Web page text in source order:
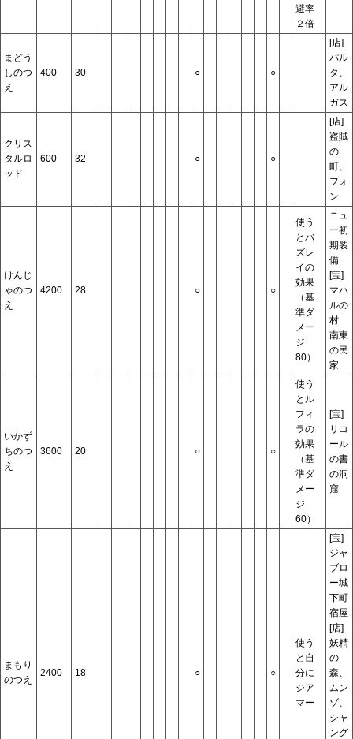
避率
２倍
まどう
しのつ
え
400 30 ○ ○
[店]
パル
タ、
アル
ガス
クリス
タルロ
ッド
600 32 ○ ○
[店]
盗賊
の
町、
フォ
ン
けんじ
ゃのつ
え
4200 28 ○ ○
使う
とバ
ズレ
イの
効果
（基
準ダ
メー
ジ
80）
ニュ
ー初
期装
備
[宝]
マハ
ルの
村
南東
の民
家
いかず
ちのつ
え
3600 20 ○ ○
使う
とル
フィ
ラの
効果
（基
準ダ
メー
ジ
60）
[宝]
リコ
ール
の書
の洞
窟
まもり
のつえ
2400 18 ○ ○
使う
と自
分に
ジア
マー
[宝]
ジャ
ブロ
ー城
下町
宿屋
[店]
妖精
の
森、
ムン
ゾ、
シャ
ング